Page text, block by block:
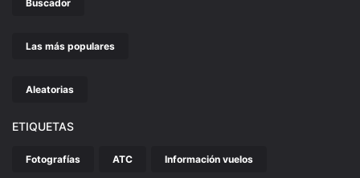
Buscador
Las más populares
Aleatorias
ETIQUETAS
Fotografías ATC Información vuelos